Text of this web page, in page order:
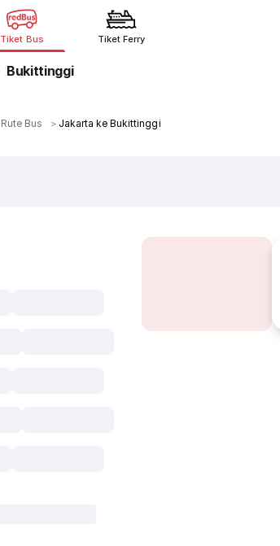
Tiket Bus Tiket Ferry
Bukittinggi
Rute Bus ＞ Jakarta ke Bukittinggi